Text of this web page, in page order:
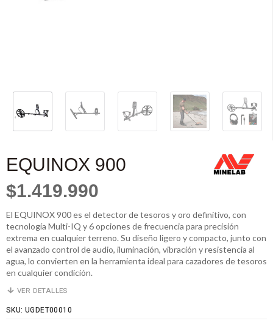
EQUINOX 900
$1.419.990
El EQUINOX 900 es el detector de tesoros y oro definitivo, con
tecnología Multi-IQ y 6 opciones de frecuencia para precisión
extrema en cualquier terreno. Su diseño ligero y compacto, junto con
el avanzado control de audio, iluminación, vibración y resistencia al
agua, lo convierten en la herramienta ideal para cazadores de tesoros
en cualquier condición.
VER DETALLES
SKU: UGDET00010